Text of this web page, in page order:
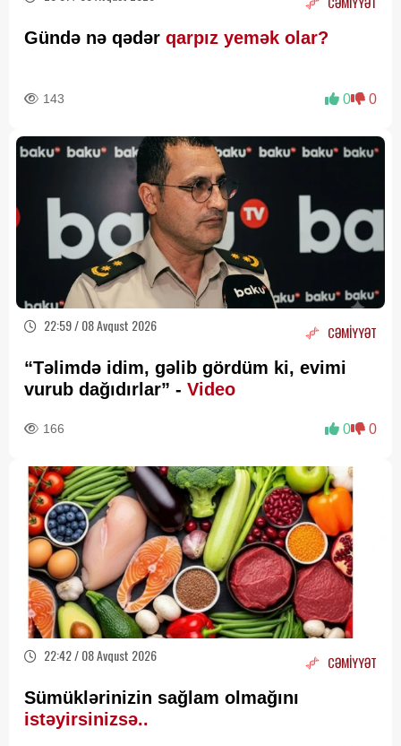
Gündə nə qədər qarpız yemək olar?
143 0 0
22:59 / 08 Avqust 2026 CƏMİYYƏT
“Təlimdə idim, gəlib gördüm ki, evimi
vurub dağıdırlar” - Video
166 0 0
22:42 / 08 Avqust 2026 CƏMİYYƏT
Sümüklərinizin sağlam olmağını
istəyirsinizsə..